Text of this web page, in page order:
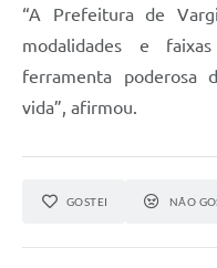
“A Prefeitura de
modalidades e
ferramenta poderosa
vida”, afirmou.
GOSTEI NÃO